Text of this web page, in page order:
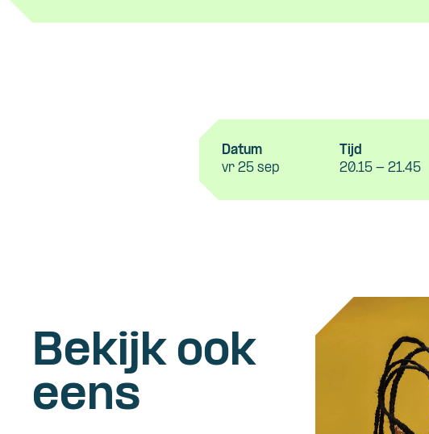
Datum
vr 25 sep
Tijd
20.15 - 21.45
Bekijk ook
eens